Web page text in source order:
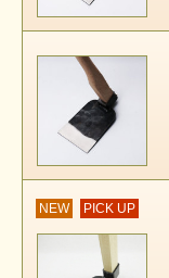
NEW PICK UP